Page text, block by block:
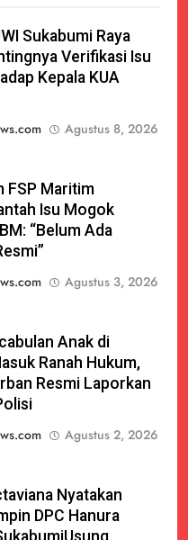
Sukabumi Raya
Verifikasi Isu
Kepala KUA
Agustus 8, 2026
FSP Maritim
Isu Mogok
“Belum Ada
Agustus 3, 2026
Anak di
Ranah Hukum,
Resmi Laporkan
Agustus 2, 2026
Nyatakan
DPC Hanura